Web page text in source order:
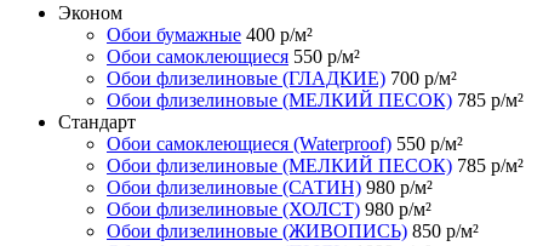
Эконом
Обои бумажные 400 р/м²
Обои самоклеющиеся 550 р/м²
Обои флизелиновые (ГЛАДКИЕ) 700 р/м²
Обои флизелиновые (МЕЛКИЙ ПЕСОК) 785 р/м²
Стандарт
Обои самоклеющиеся (Waterproof) 550 р/м²
Обои флизелиновые (МЕЛКИЙ ПЕСОК) 785 р/м²
Обои флизелиновые (САТИН) 980 р/м²
Обои флизелиновые (ХОЛСТ) 980 р/м²
Обои флизелиновые (ЖИВОПИСЬ) 850 р/м²